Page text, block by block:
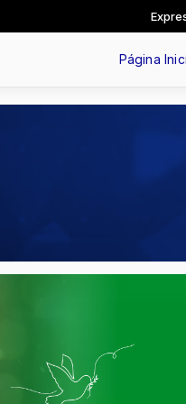
Expresso Gospel das
Página